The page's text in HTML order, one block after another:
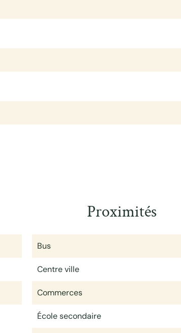
Proximités
Bus
Centre ville
Commerces
École secondaire